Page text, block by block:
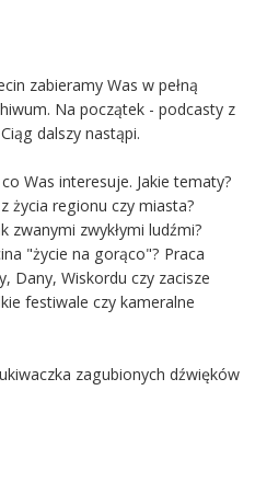
zabieramy Was w pełną
Na początek - podcasty z
dalszy nastąpi.
Was interesuje. Jakie tematy?
życia regionu czy miasta?
zwanymi zwykłymi ludźmi?
"życie na gorąco"? Praca
Dany, Wiskordu czy zacisze
festiwale czy kameralne
zagubionych dźwięków